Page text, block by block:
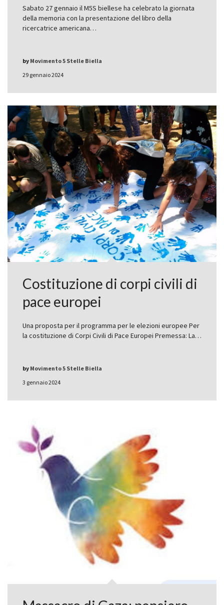
Sabato 27 gennaio il M5S biellese ha celebrato la giornata
della memoria con la presentazione del libro della
ricercatrice americana…
29 gennaio 2024
by Movimento 5 Stelle Biella
Costituzione di corpi civili di
pace europei
Una proposta per il programma per le elezioni europee Per
la costituzione di Corpi Civili di Pace Europei Premessa: La…
3 gennaio 2024
by Movimento 5 Stelle Biella